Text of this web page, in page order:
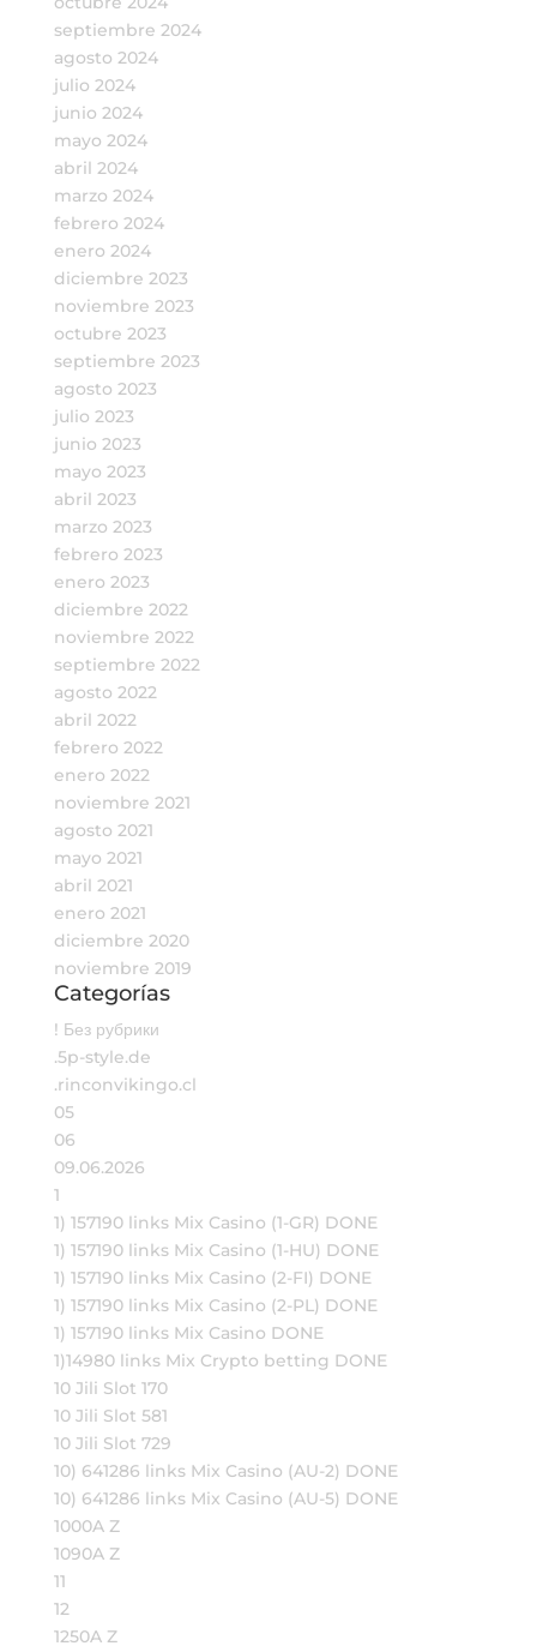
septiembre 2024
agosto 2024
julio 2024
junio 2024
mayo 2024
abril 2024
marzo 2024
febrero 2024
enero 2024
diciembre 2023
noviembre 2023
octubre 2023
septiembre 2023
agosto 2023
julio 2023
junio 2023
mayo 2023
abril 2023
marzo 2023
febrero 2023
enero 2023
diciembre 2022
noviembre 2022
septiembre 2022
agosto 2022
abril 2022
febrero 2022
enero 2022
noviembre 2021
agosto 2021
mayo 2021
abril 2021
enero 2021
diciembre 2020
noviembre 2019
Categorías
! Без рубрики
.5p-style.de
.rinconvikingo.cl
05
06
09.06.2026
1
1) 157190 links Mix Casino (1-GR) DONE
1) 157190 links Mix Casino (1-HU) DONE
1) 157190 links Mix Casino (2-FI) DONE
1) 157190 links Mix Casino (2-PL) DONE
1) 157190 links Mix Casino DONE
1)14980 links Mix Crypto betting DONE
10 Jili Slot 170
10 Jili Slot 581
10 Jili Slot 729
10) 641286 links Mix Casino (AU-2) DONE
10) 641286 links Mix Casino (AU-5) DONE
1000A Z
1090A Z
11
12
1250A Z